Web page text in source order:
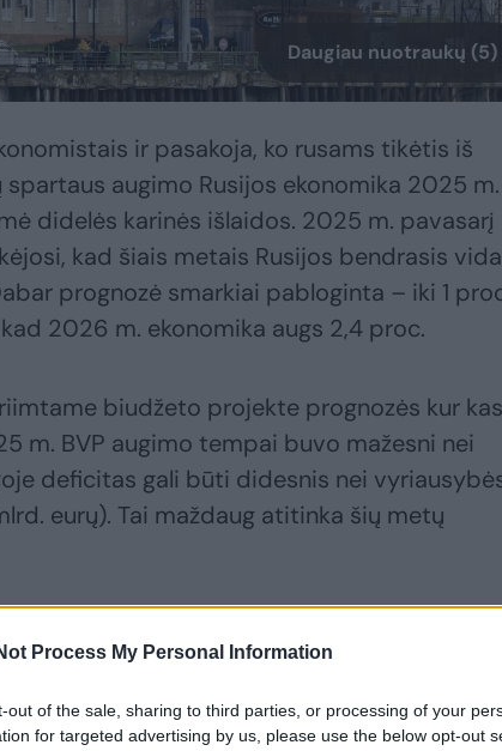
Process My Personal Information
out of the sale, sharing to third parties, or processing of your
for targeted advertising by us, please use the below opt-out
Daugiau nuotraukų (5)
ir pasakoja, ko rusams tikėtis iš
augimo Rusijos ekonomika 2025 m.
didelės karinės išlaidos. 2025 m. pavasarį
kad šiais metais Rusijos bendrasis
prognozė smarkiai pabloginta – iki 1
2026 m. ekonomika augs 2,4 proc.
biudžeto projekte prognozės kur kas
m. BVP augimo tempai buvo mažesni nei
deficitas gali būti didesnis nei
eurų). Tai maždaug atitinka šių metų
3,7 trln. rublių (1,6 proc. BVP, 46,2 mlrd.
skaičius. Palyginimui, ES deficitas turi